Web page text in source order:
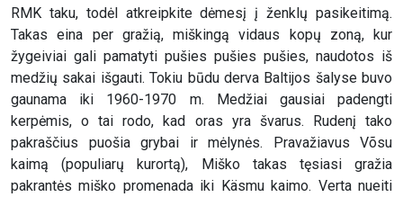
RMK taku, todėl atkreipkite dėmesį į ženklų pasikeitimą.
Takas eina per gražią, miškingą vidaus kopų zoną, kur
žygeiviai gali pamatyti pušies pušies pušies, naudotos iš
medžių sakai išgauti. Tokiu būdu derva Baltijos šalyse buvo
gaunama iki 1960-1970 m. Medžiai gausiai padengti
kerpėmis, o tai rodo, kad oras yra švarus. Rudenį tako
pakraščius puošia grybai ir mėlynės. Pravažiavus Võsu
kaimą (populiarų kurortą), Miško takas tęsiasi gražia
pakrantės miško promenada iki Käsmu kaimo. Verta nueiti